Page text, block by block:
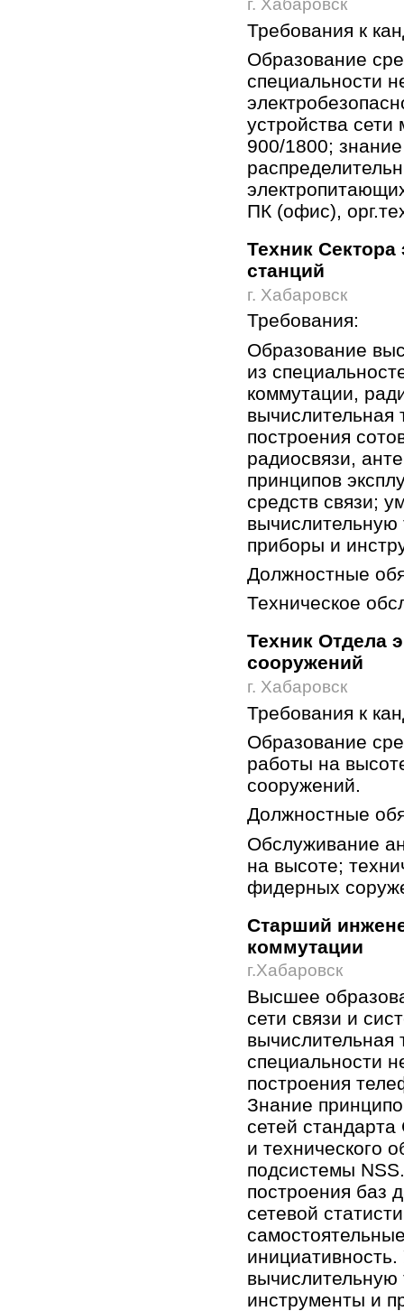
г. Хабаровск
Требования к
Образование
специальности
устройства
900/1800;
ПК (офис),
Техник
станций
г. Хабаровск
Требования:
Образование
из
коммутации,
вычислительная
построения
радиосвязи,
принципов
средств связи;
вычислительную
приборы и
Должностные
Техническое
Техник Отдела
сооружений
г. Хабаровск
Требования к
Образование
работы на
сооружений.
Должностные
Обслуживание
на высоте;
фидерных
Старший
коммутации
г.Хабаровск
Высшее
сети связи и
вычислительная
специальности
построения
Знание
сетей
и технического
подсистемы
построения баз
сетевой
инструменты и